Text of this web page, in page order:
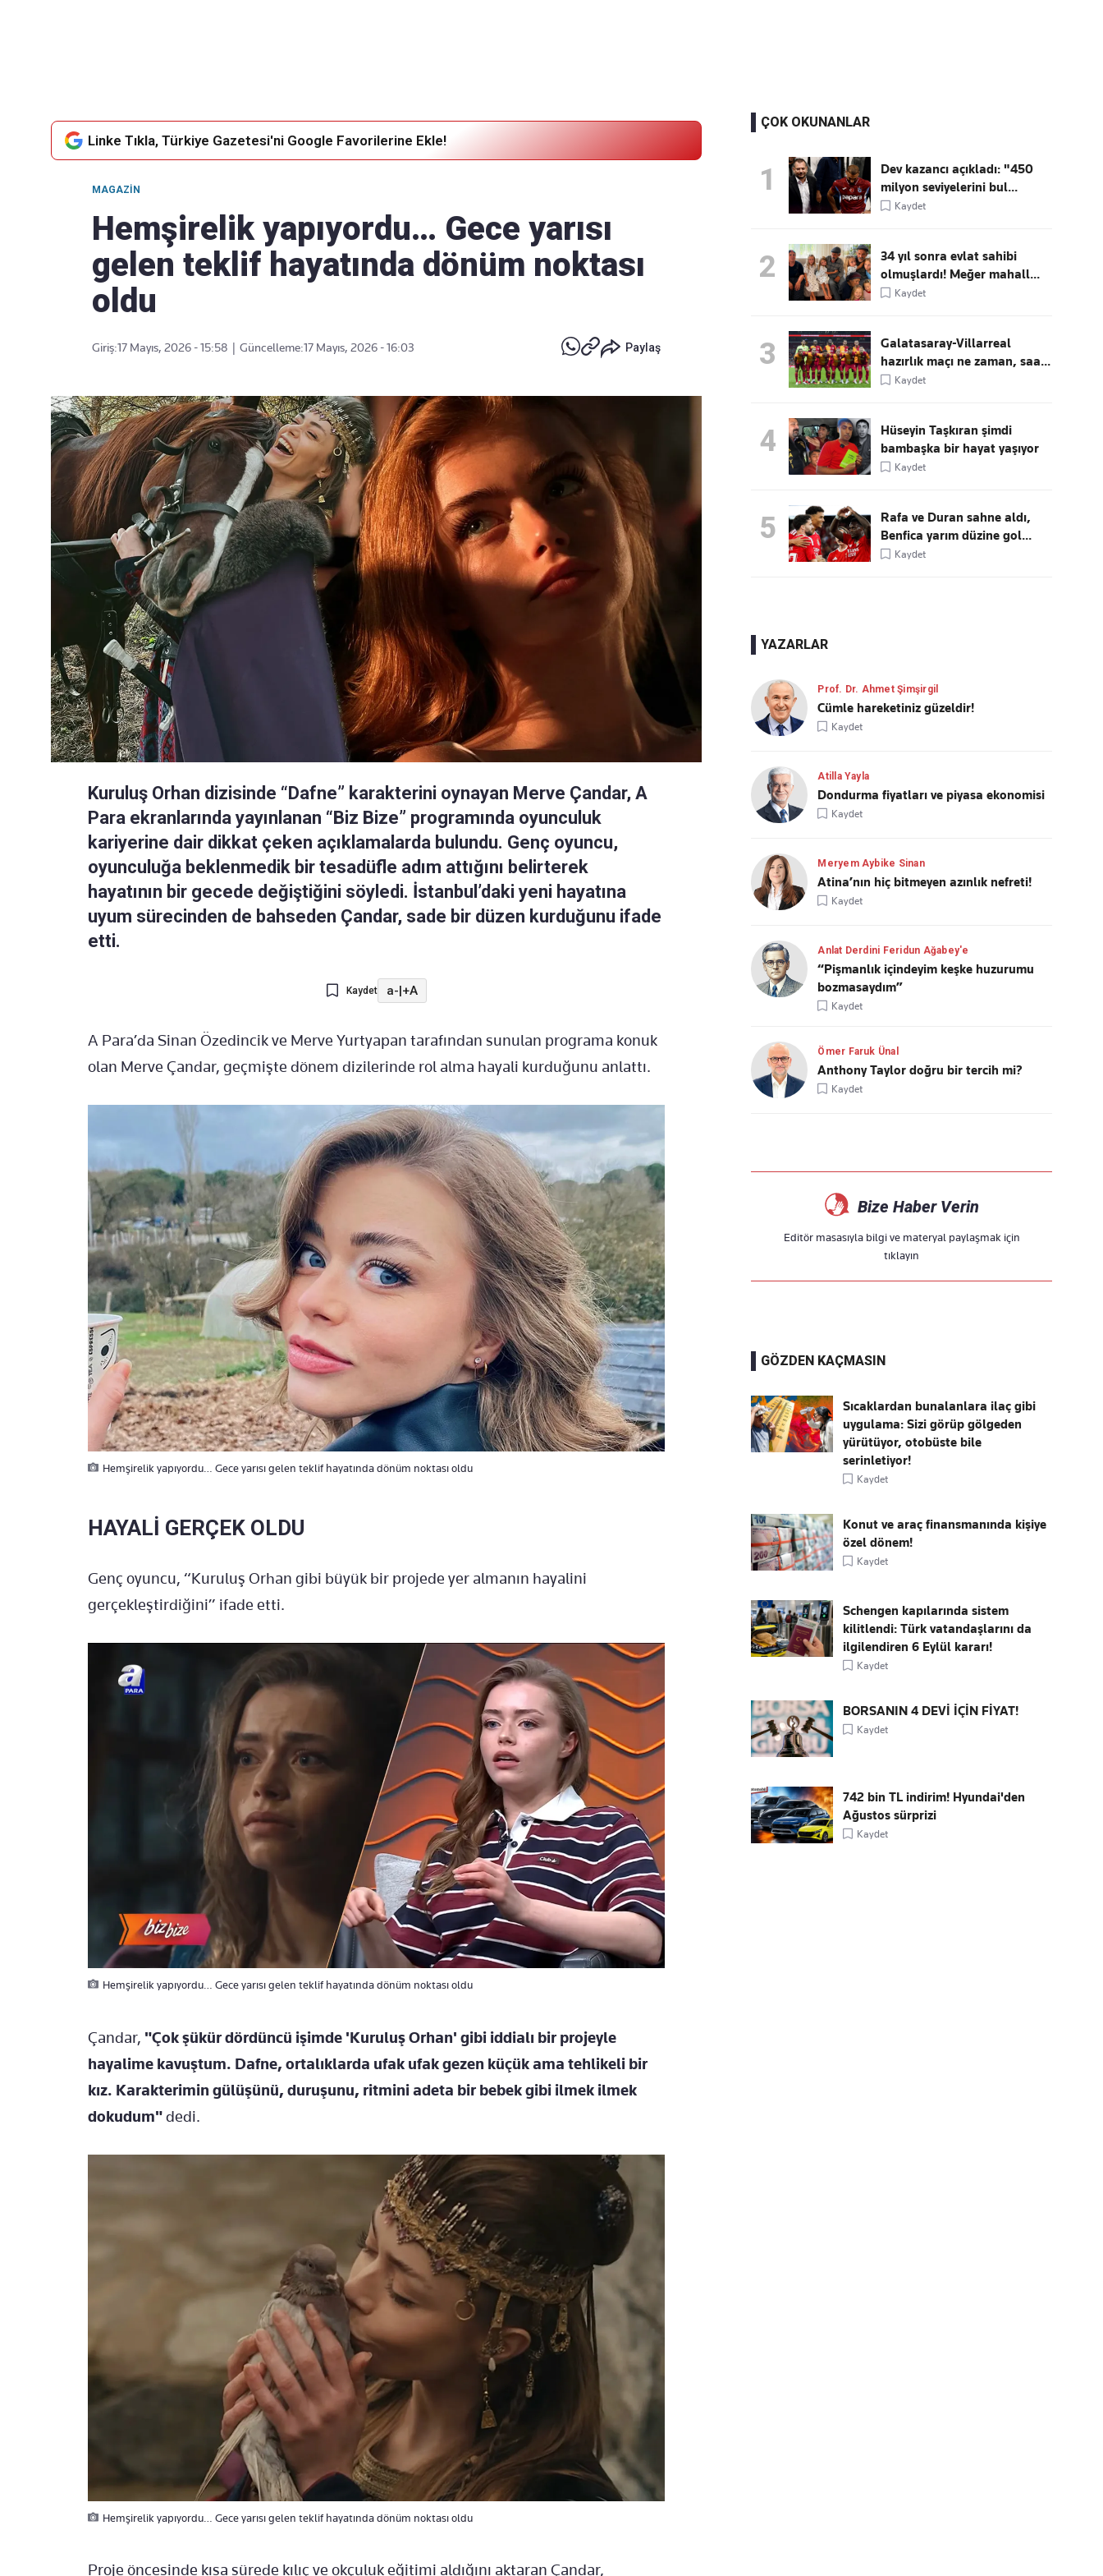
Linke Tıkla, Türkiye Gazetesi'ni Google Favorilerine Ekle!
MAGAZIN
Hemşirelik yapıyordu… Gece yarısı
gelen teklif hayatında dönüm noktası
oldu
Giriş:17 Mayıs, 2026 - 15:58 Güncelleme:17 Mayıs, 2026 - 16:03 Paylaş
Kuruluş Orhan dizisinde “Dafne” karakterini oynayan Merve Çandar, A
Para ekranlarında yayınlanan “Biz Bize” programında oyunculuk
kariyerine dair dikkat çeken açıklamalarda bulundu. Genç oyuncu,
oyunculuğa beklenmedik bir tesadüfle adım attığını belirterek
hayatının bir gecede değiştiğini söyledi. İstanbul’daki yeni hayatına
uyum sürecinden de bahseden Çandar, sade bir düzen kurduğunu ifade
etti.
Kaydet a-|+A
A Para’da Sinan Özedincik ve Merve Yurtyapan tarafından sunulan programa konuk
olan Merve Çandar, geçmişte dönem dizilerinde rol alma hayali kurduğunu anlattı.
Hemşirelik yapıyordu… Gece yarısı gelen teklif hayatında dönüm noktası oldu
HAYALİ GERÇEK OLDU
Genç oyuncu, “Kuruluş Orhan gibi büyük bir projede yer almanın hayalini
gerçekleştirdiğini” ifade etti.
Hemşirelik yapıyordu… Gece yarısı gelen teklif hayatında dönüm noktası oldu
Çandar, "Çok şükür dördüncü işimde 'Kuruluş Orhan' gibi iddialı bir projeyle
hayalime kavuştum. Dafne, ortalıklarda ufak ufak gezen küçük ama tehlikeli bir
kız. Karakterimin gülüşünü, duruşunu, ritmini adeta bir bebek gibi ilmek ilmek
dokudum"dedi.
Hemşirelik yapıyordu… Gece yarısı gelen teklif hayatında dönüm noktası oldu
Proje öncesinde kısa sürede kılıç ve okçuluk eğitimi aldığını aktaran Çandar,
ÇOK OKUNANLAR
1
Dev kazancı açıkladı: "450
milyon seviyelerini bul...
Kaydet
2
34 yıl sonra evlat sahibi
olmuşlardı! Meğer mahall...
Kaydet
3
Galatasaray-Villarreal
hazırlık maçı ne zaman, saa...
Kaydet
4
Hüseyin Taşkıran şimdi
bambaşka bir hayat yaşıyor
Kaydet
5
Rafa ve Duran sahne aldı,
Benfica yarım düzine gol...
Kaydet
YAZARLAR
Prof. Dr. Ahmet Şimşirgil
Cümle hareketiniz güzeldir!
Kaydet
Atilla Yayla
Dondurma fiyatları ve piyasa ekonomisi
Kaydet
Meryem Aybike Sinan
Atina’nın hiç bitmeyen azınlık nefreti!
Kaydet
Anlat Derdini Feridun Ağabey'e
“Pişmanlık içindeyim keşke huzurumu
bozmasaydım”
Kaydet
Ömer Faruk Ünal
Anthony Taylor doğru bir tercih mi?
Kaydet
Bize Haber Verin
Editör masasıyla bilgi ve materyal paylaşmak için
tıklayın
GÖZDEN KAÇMASIN
Sıcaklardan bunalanlara ilaç gibi
uygulama: Sizi görüp gölgeden
yürütüyor, otobüste bile
serinletiyor!
Kaydet
Konut ve araç finansmanında kişiye
özel dönem!
Kaydet
Schengen kapılarında sistem
kilitlendi: Türk vatandaşlarını da
ilgilendiren 6 Eylül kararı!
Kaydet
BORSANIN 4 DEVİ İÇİN FİYAT!
Kaydet
742 bin TL indirim! Hyundai'den
Ağustos sürprizi
Kaydet